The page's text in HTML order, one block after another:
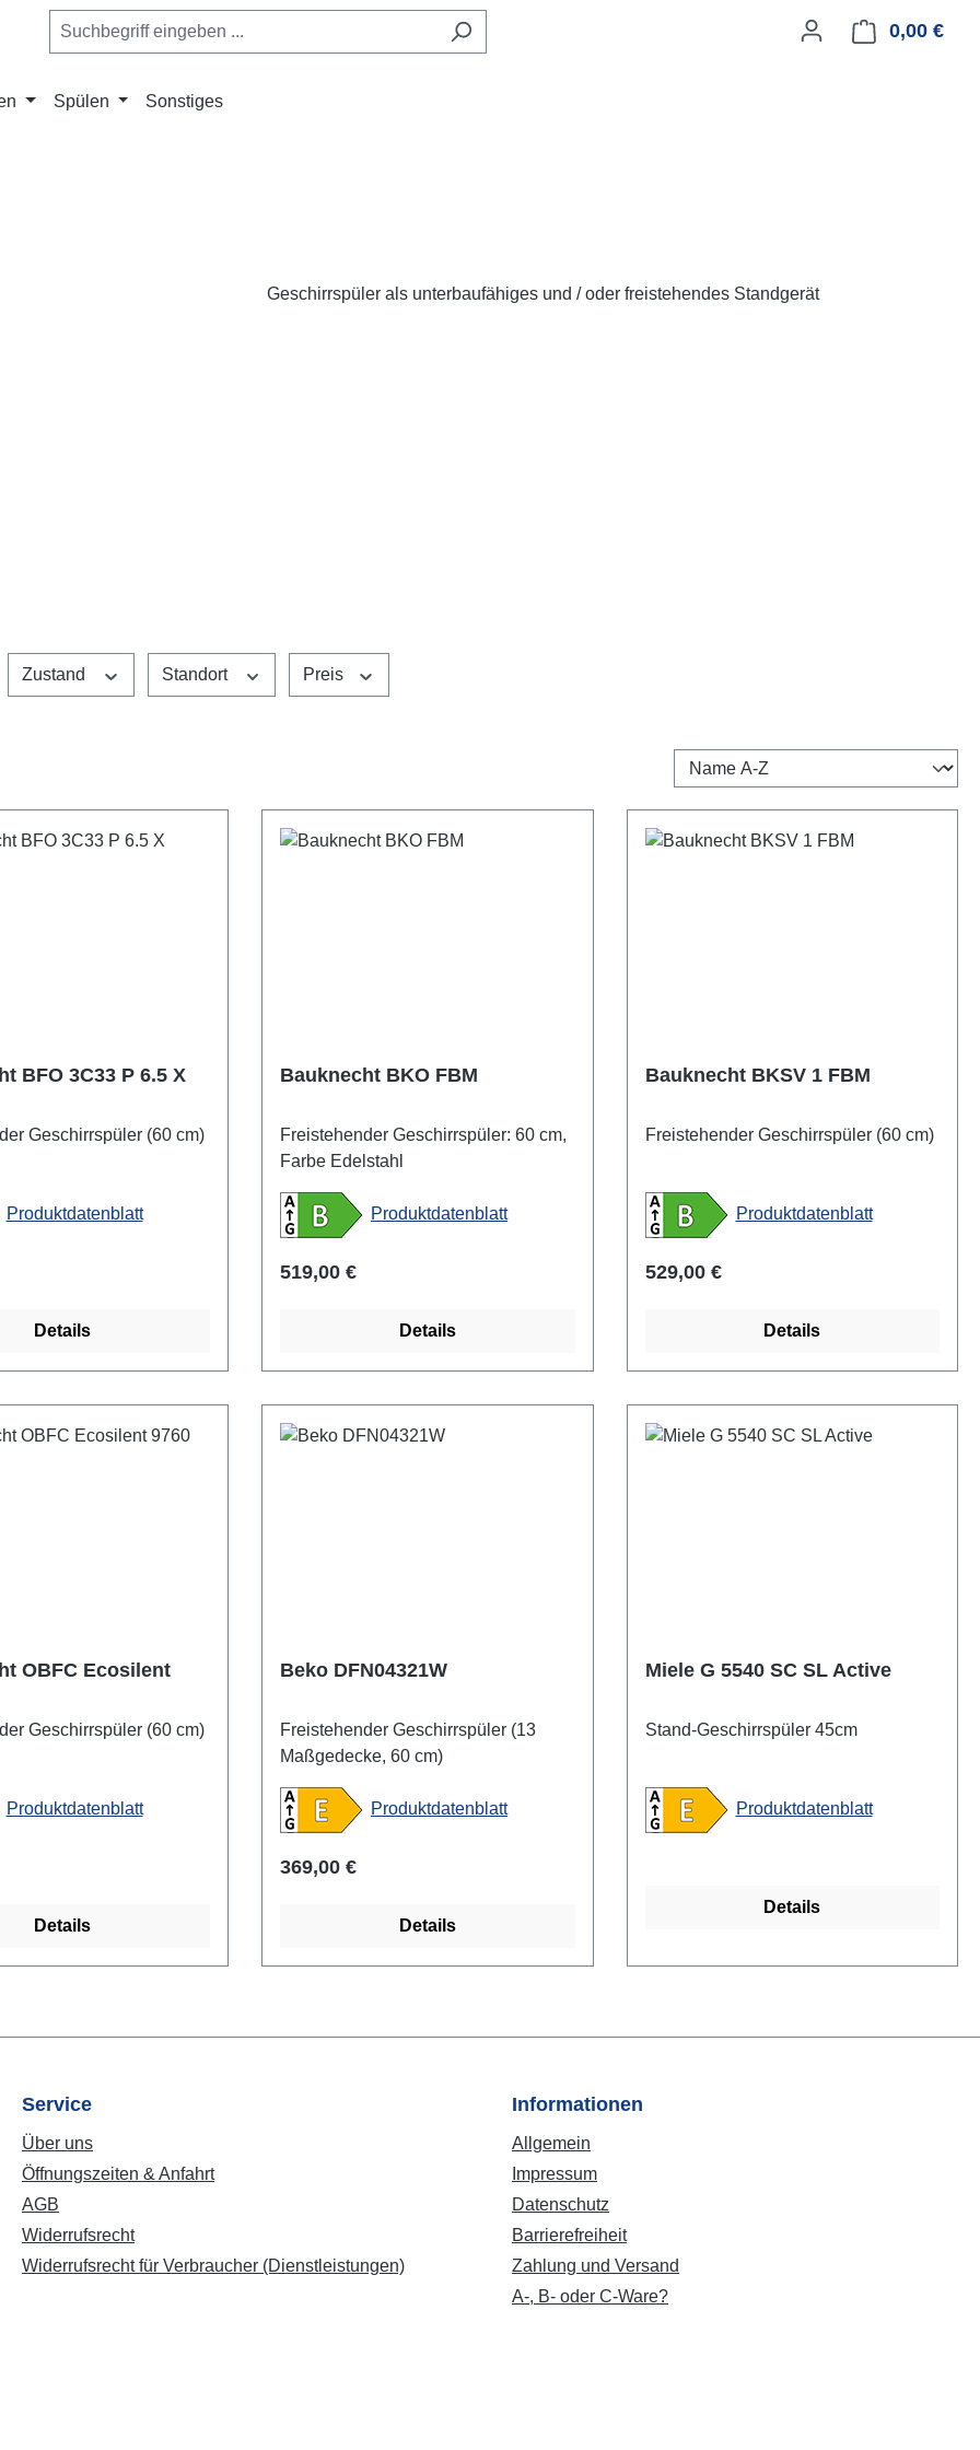
0,00 €
Spülen Sonstiges
Geschirrspüler als unterbaufähiges und / oder freistehendes Standgerät
Zustand Standort Preis
BFO 3C33 P 6.5 X
Geschirrspüler (60 cm)
Produktdatenblatt
Details
Bauknecht BKO FBM
Freistehender Geschirrspüler: 60 cm,
Farbe Edelstahl
Produktdatenblatt
Regulärer Preis:
519,00 €
Details
Bauknecht BKSV 1 FBM
Freistehender Geschirrspüler (60 cm)
Produktdatenblatt
Regulärer Preis:
529,00 €
Details
OBFC Ecosilent
Geschirrspüler (60 cm)
Produktdatenblatt
Details
Beko DFN04321W
Freistehender Geschirrspüler (13
Maßgedecke, 60 cm)
Produktdatenblatt
Regulärer Preis:
369,00 €
Details
Miele G 5540 SC SL Active
Stand-Geschirrspüler 45cm
Produktdatenblatt
Details
Service
Über uns
Öffnungszeiten & Anfahrt
AGB
Widerrufsrecht
Widerrufsrecht für Verbraucher (Dienstleistungen)
Informationen
Allgemein
Impressum
Datenschutz
Barrierefreiheit
Zahlung und Versand
A-, B- oder C-Ware?